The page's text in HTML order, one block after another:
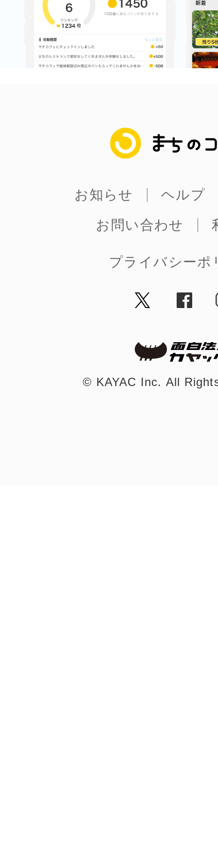
まちのコイン
お知らせ
ヘルプ
お問い合わせ
プライバシーポ
©︎ KAYAC Inc. All